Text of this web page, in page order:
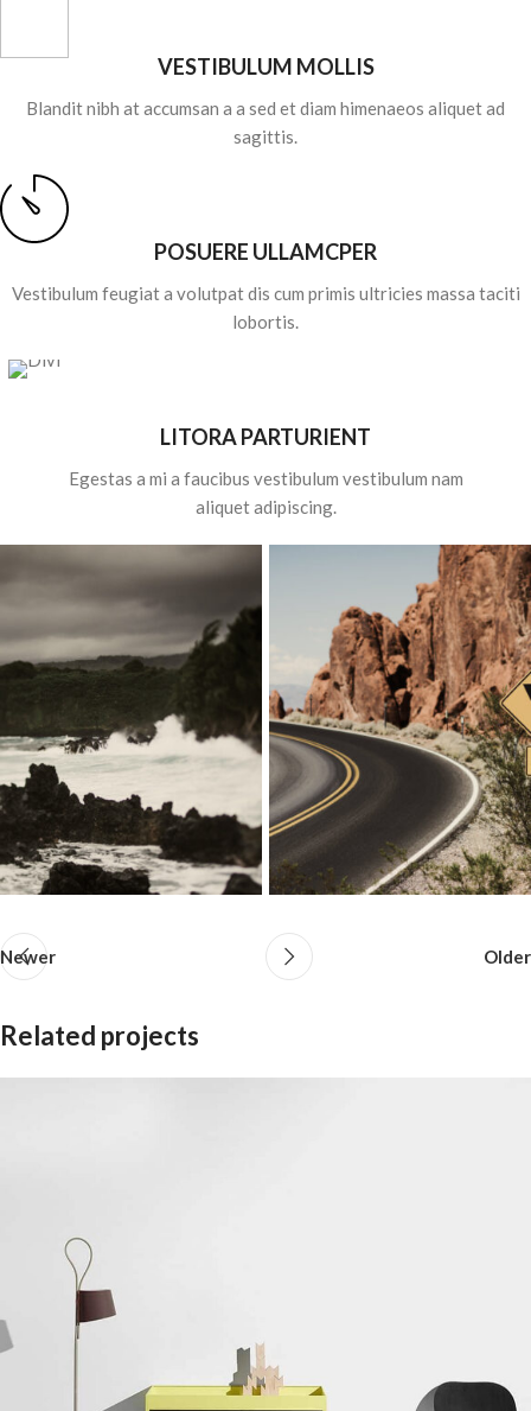
VESTIBULUM MOLLIS
Blandit nibh at accumsan a a sed et diam himenaeos aliquet ad
sagittis.
POSUERE ULLAMCPER
Vestibulum feugiat a volutpat dis cum primis ultricies massa taciti
lobortis.
LITORA PARTURIENT
Egestas a mi a faucibus vestibulum vestibulum nam
aliquet adipiscing.
Newer Older
Related projects